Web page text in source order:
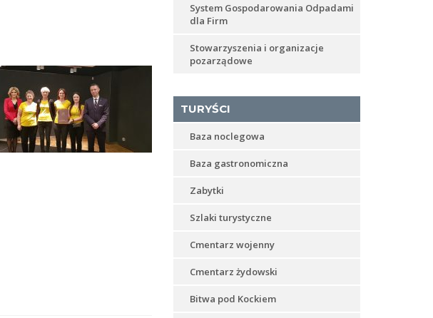
System Gospodarowania Odpadami
dla Firm
Stowarzyszenia i organizacje
pozarządowe
TURYŚCI
Baza noclegowa
Baza gastronomiczna
Zabytki
Szlaki turystyczne
Cmentarz wojenny
Cmentarz żydowski
Bitwa pod Kockiem